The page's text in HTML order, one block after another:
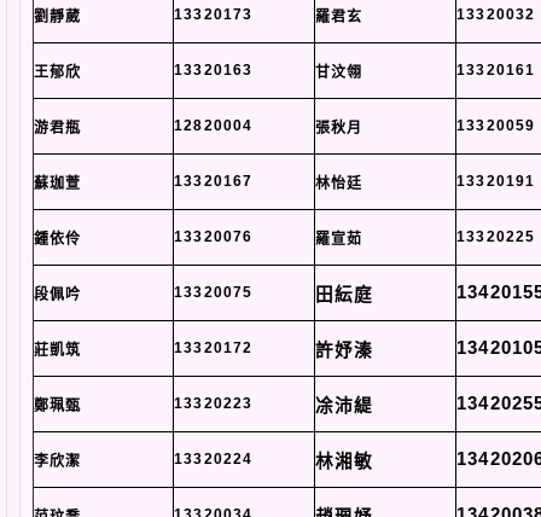
劉靜葳 13320173 羅君玄 13320032
王郁欣 13320163 甘汶翎 13320161
游君瓶 12820004 張秋月 13320059
蘇珈萱 13320167 林怡廷 13320191
鍾依伶 13320076 羅宣茹 13320225
段佩吟 13320075 田紜庭
莊凱筑 13320172 許妤溱
鄭珮甄 13320223 凃沛緹
李欣潔 13320224 林湘敏